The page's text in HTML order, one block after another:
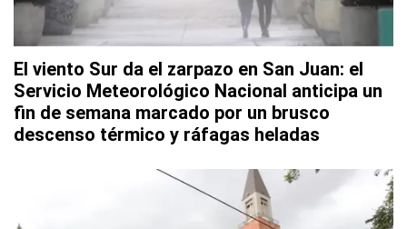
El viento Sur da el zarpazo en San Juan: el
Servicio Meteorológico Nacional anticipa un
fin de semana marcado por un brusco
descenso térmico y ráfagas heladas